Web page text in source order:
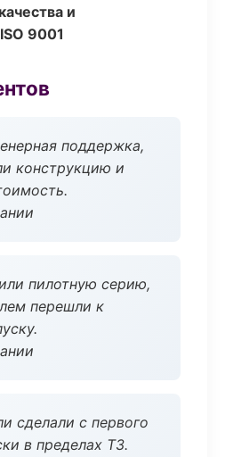
и
9001
поддержка,
конструкцию и
пилотную серию,
перешли к
сделали с первого
в пределах ТЗ.